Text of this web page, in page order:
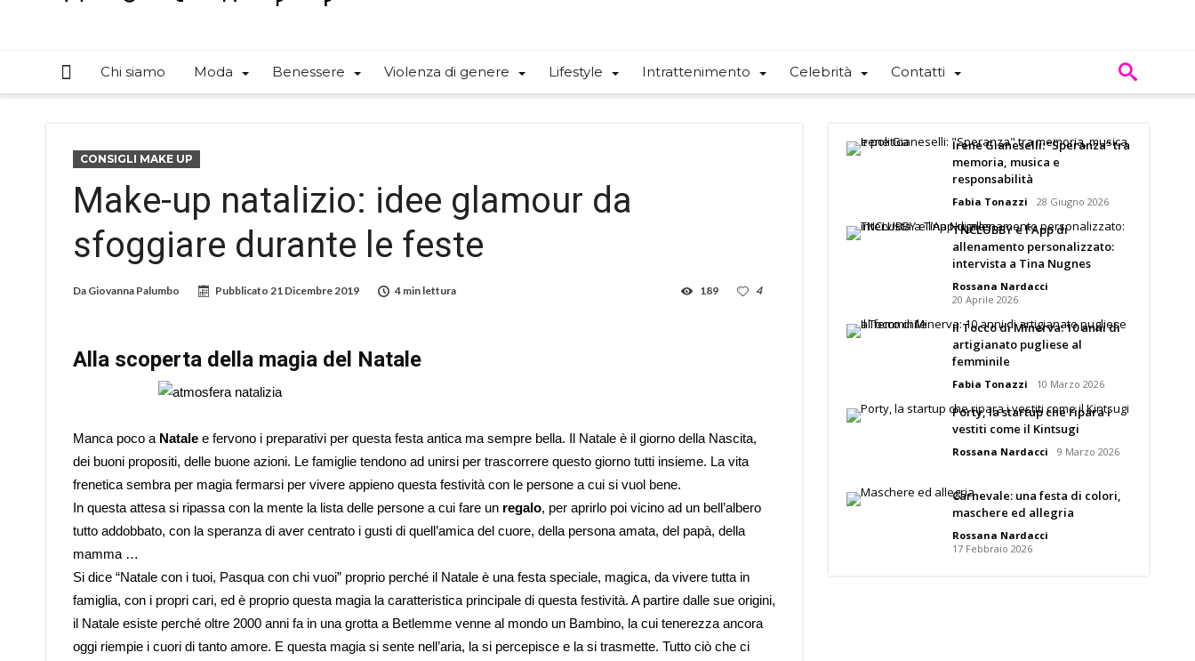
Chi siamo Moda Benessere Violenza di genere Lifestyle Intrattenimento Celebrità Contatti
CONSIGLI MAKE UP
Make-up natalizio: idee glamour da
sfoggiare durante le feste
Da Giovanna Palumbo Pubblicato 21 Dicembre 2019 4 min lettura 4
189
Alla scoperta della magia del Natale
Manca poco a Natale e fervono i preparativi per questa festa antica ma sempre bella. Il Natale è il giorno della Nascita,
dei buoni propositi, delle buone azioni. Le famiglie tendono ad unirsi per trascorrere questo giorno tutti insieme. La vita
frenetica sembra per magia fermarsi per vivere appieno questa festività con le persone a cui si vuol bene.
In questa attesa si ripassa con la mente la lista delle persone a cui fare un regalo, per aprirlo poi vicino ad un bell’albero
tutto addobbato, con la speranza di aver centrato i gusti di quell’amica del cuore, della persona amata, del papà, della
mamma …
Si dice “Natale con i tuoi, Pasqua con chi vuoi” proprio perché il Natale è una festa speciale, magica, da vivere tutta in
famiglia, con i propri cari, ed è proprio questa magia la caratteristica principale di questa festività. A partire dalle sue origini,
il Natale esiste perché oltre 2000 anni fa in una grotta a Betlemme venne al mondo un Bambino, la cui tenerezza ancora
oggi riempie i cuori di tanto amore. E questa magia si sente nell’aria, la si percepisce e la si trasmette. Tutto ciò che ci
Irene Gianeselli: “Speranza” tra
memoria, musica e
responsabilità
Fabia Tonazzi 28 Giugno 2026
TNCLUBBY e l’App di
allenamento personalizzato:
intervista a Tina Nugnes
Rossana Nardacci
20 Aprile 2026
Il Tocco di Minerva: 10 anni di
artigianato pugliese al
femminile
Fabia Tonazzi 10 Marzo 2026
Porty, la startup che ripara i
vestiti come il Kintsugi
Rossana Nardacci 9 Marzo 2026
Carnevale: una festa di colori,
maschere ed allegria
Rossana Nardacci
17 Febbraio 2026